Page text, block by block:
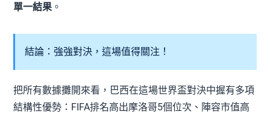
單一結果 。
結論：強強對決，這場值得關注！
把所有數據攤開來看，巴西在這場世界盃對決中握有多項
結構性優勢：FIFA排名高出摩洛哥5個位次、陣容市值高